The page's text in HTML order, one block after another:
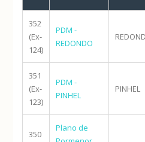
352
(Ex-
124)
PDM -
REDONDO
351
(Ex-
123)
PDM -
PINHEL
PINHEL
350
Plano de